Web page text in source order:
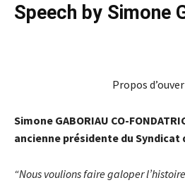
Speech by Simone
Propos
Simone GABORIAU CO-
ancienne présidente du Syndicat
“Nous voulions faire galoper l’histoire